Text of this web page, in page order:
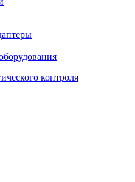
контроля